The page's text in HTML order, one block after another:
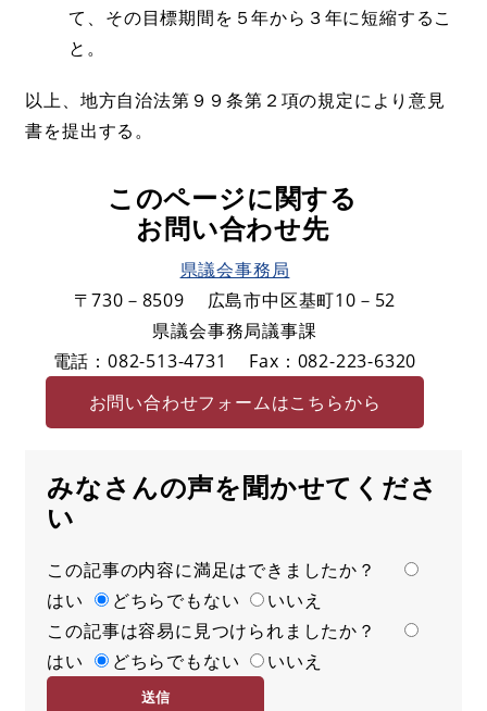
て、その目標期間を５年から３年に短縮するこ
と。
以上、地方自治法第９９条第２項の規定により意見
書を提出する。
このページに関する
お問い合わせ先
県議会事務局
〒730－8509
広島市中区基町10－52
県議会事務局議事課
電話：082-513-4731
Fax：082-223-6320
お問い合わせフォームはこちらから
みなさんの声を聞かせてくださ
い
満
足
度
この記事の内容に満足はできましたか？
はい
どちらでもない
いいえ
容
易
この記事は容易に見つけられましたか？
はい
どちらでもない いいえ